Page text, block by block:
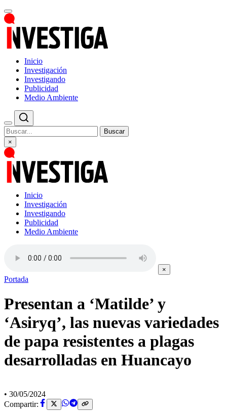
Inicio
Investigación
Investigando
Publicidad
Medio Ambiente
Buscar
×
Inicio
Investigación
Investigando
Publicidad
Medio Ambiente
×
Portada
Presentan a ‘Matilde’ y
‘Asiryq’, las nuevas variedades
de papa resistentes a plagas
desarrolladas en Huancayo
• 30/05/2024
Compartir: